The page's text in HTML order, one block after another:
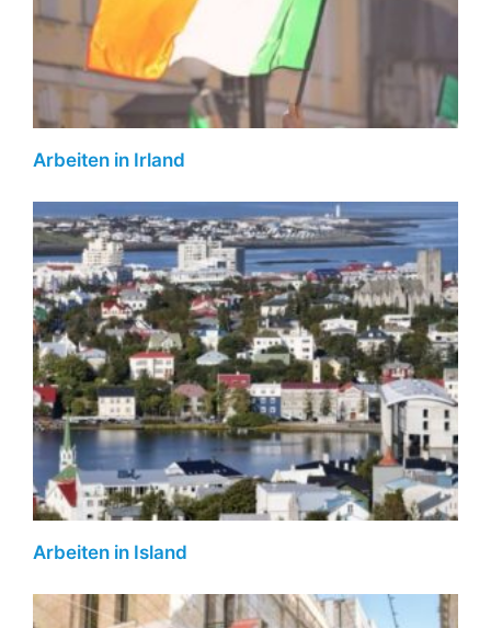
Arbeiten in Irland
Arbeiten in Island